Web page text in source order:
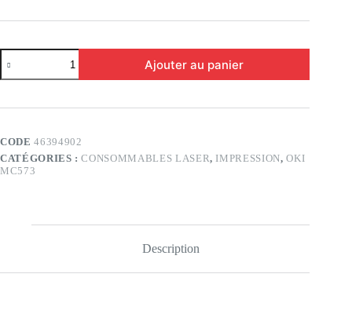
quantité
de
Courroie
Transfert
original
Ajouter au panier
CODE46394902
CATÉGORIES :CONSOMMABLES LASER, IMPRESSION,OKI
MC573
Description